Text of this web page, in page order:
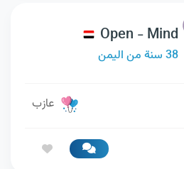
Open - Mind
38 سنة من اليمن
عازب